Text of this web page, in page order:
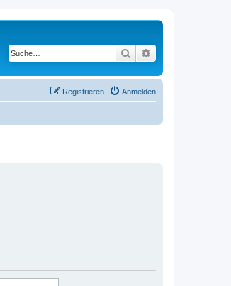
Suche
Anmelden
Registrieren